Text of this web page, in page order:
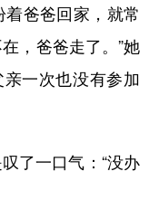
爸爸回家，就常
，爸爸走了。”她
一次也没有参加
了一口气：“没办